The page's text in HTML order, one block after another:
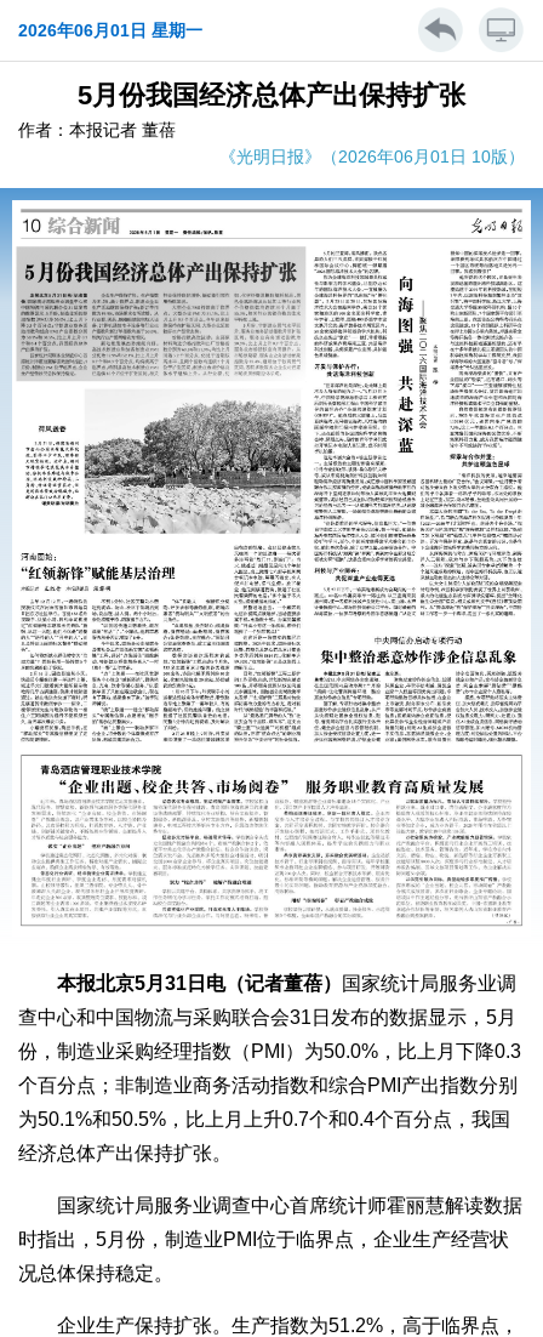
2026年06月01日 星期一
5月份我国经济总体产出保持扩张
作者：本报记者 董蓓
《光明日报》（2026年06月01日 10版）
本报北京5月31日电（记者董蓓）
国家统计局服务业调
查中心和中国物流与采购联合会31日发布的数据显示，5月
份，制造业采购经理指数（PMI）为50.0%，比上月下降0.3
个百分点；非制造业商务活动指数和综合PMI产出指数分别
为50.1%和50.5%，比上月上升0.7个和0.4个百分点，我国
经济总体产出保持扩张。
国家统计局服务业调查中心首席统计师霍丽慧解读数据
时指出，5月份，制造业PMI位于临界点，企业生产经营状
况总体保持稳定。
企业生产保持扩张。生产指数为51.2%，高于临界点，